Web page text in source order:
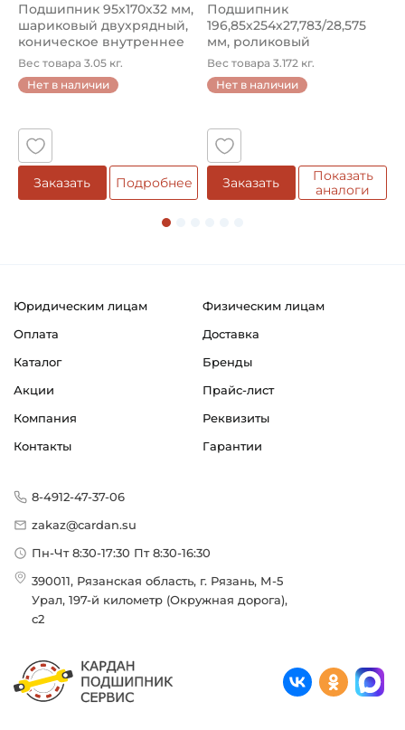
Подшипник 95х170х32 мм,
шариковый двухрядный,
коническое внутреннее
кол...
Вес товара 3.05 кг.
Нет в наличии
Заказать Подробнее
Подшипник
196,85х254х27,783/28,575
мм, роликовый
однорядный конический
...
Вес товара 3.172 кг.
Нет в наличии
Заказать
Показать
аналоги
Юридическим лицам
Физическим лицам
Оплата
Доставка
Каталог
Бренды
Акции
Прайс-лист
Компания
Реквизиты
Контакты
Гарантии
8-4912-47-37-06
zakaz@cardan.su
Пн-Чт 8:30-17:30 Пт 8:30-16:30
390011, Рязанская область, г. Рязань, М-5
Урал, 197-й километр (Окружная дорога),
с2